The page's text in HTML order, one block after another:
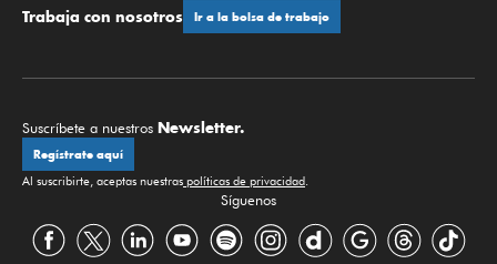
Trabaja con nosotros Ir a la bolsa de trabajo
Suscríbete a nuestros Newsletter.
Regístrate aquí
Al suscribirte, aceptas nuestras políticas de privacidad.
Síguenos